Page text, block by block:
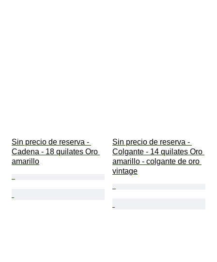
Sin precio de reserva -
Cadena - 18 quilates Oro
amarillo
Sin precio de reserva -
Colgante - 14 quilates Oro
amarillo - colgante de oro
vintage